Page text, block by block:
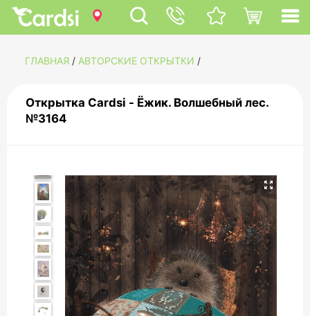
ГЛАВНАЯ / АВТОРСКИЕ ОТКРЫТКИ /
Открытка Cardsi - Ёжик. Волшебный лес.
№3164